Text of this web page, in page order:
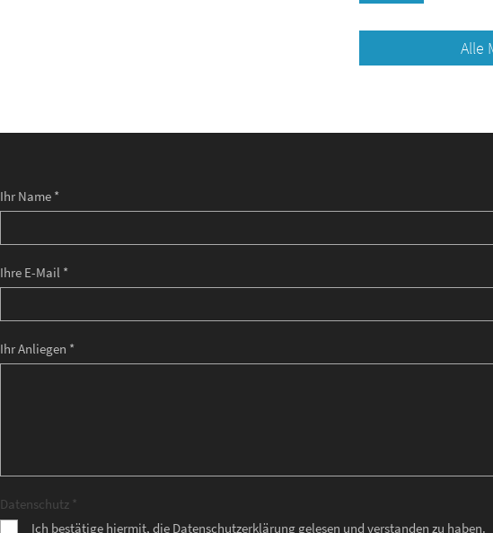
Alle
Ihr Name *
Ihre E-Mail *
Ihr Anliegen *
Datenschutz *
Ich bestätige hiermit, die Datenschutzerklärung gelesen und verstanden zu haben.